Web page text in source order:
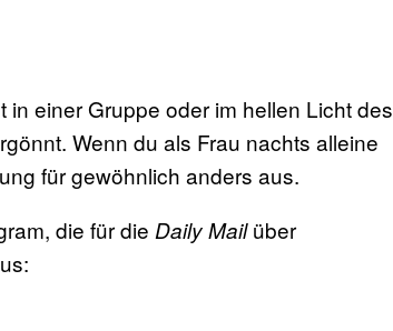
einer Gruppe oder im hellen Licht des
Wenn du als Frau nachts alleine
für gewöhnlich anders aus.
die für die Daily Mailüber